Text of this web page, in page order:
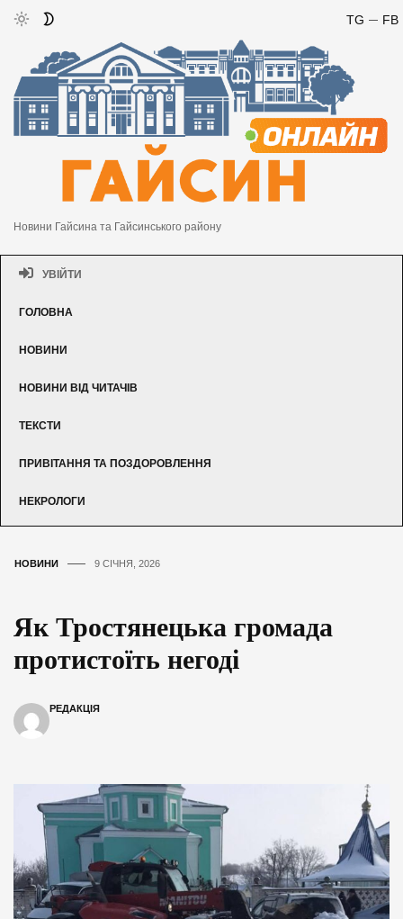
FB
TG
Новини Гайсина та Гайсинського району
УВІЙТИ
ГОЛОВНА
НОВИНИ
НОВИНИ ВІД ЧИТАЧІВ
ТЕКСТИ
ПРИВІТАННЯ ТА ПОЗДОРОВЛЕННЯ
НЕКРОЛОГИ
НОВИНИ 9 СІЧНЯ, 2026
Як Тростянецька громада
протистоїть негоді
РЕДАКЦІЯ